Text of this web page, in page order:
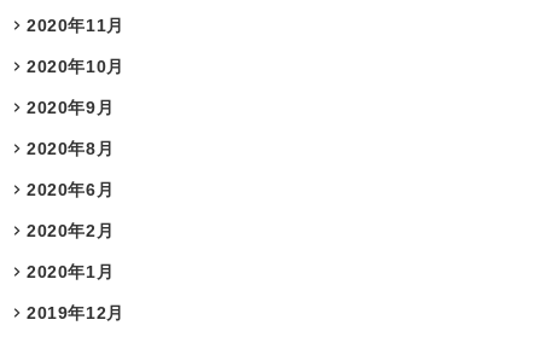
2020年11月
2020年10月
2020年9月
2020年8月
2020年6月
2020年2月
2020年1月
2019年12月